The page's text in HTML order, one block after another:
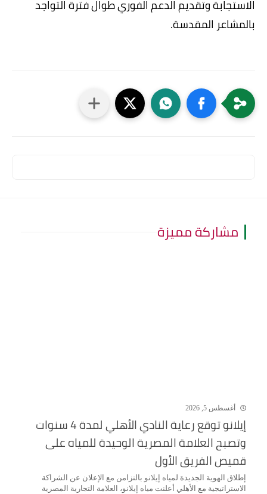
الاستجابة وتقديم الدعم الفوري طوال فترة التواجد
بالمشاعر المقدسة.
مشاركة مميزة
أغسطس 5, 2026
إيلانو توقع رعاية النادي الأهلي لمدة 4 سنوات
وتصبح العلامة المصرية الوحيدة للمياه على
قميص الفريق الأول
إطلاق الهوية الجديدة لمياه إيلانو بالتزامن مع الإعلان عن الشراكة
الاستراتيجية مع الأهلي أعلنت مياه إيلانو، العلامة التجارية المصرية